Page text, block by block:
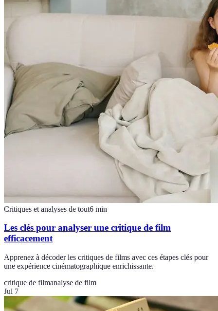
Critiques et analyses de tout6 min
Les clés pour analyser une critique de film
efficacement
Apprenez à décoder les critiques de films avec ces étapes clés pour
une expérience cinématographique enrichissante.
critique de filmanalyse de film
Jul 7